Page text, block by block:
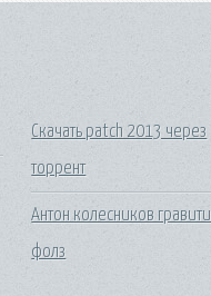
Скачать patch 2013 через
торрент
Антон колесников гравити
фолз